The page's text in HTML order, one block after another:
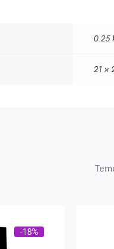
0.25
21 ×
-18%